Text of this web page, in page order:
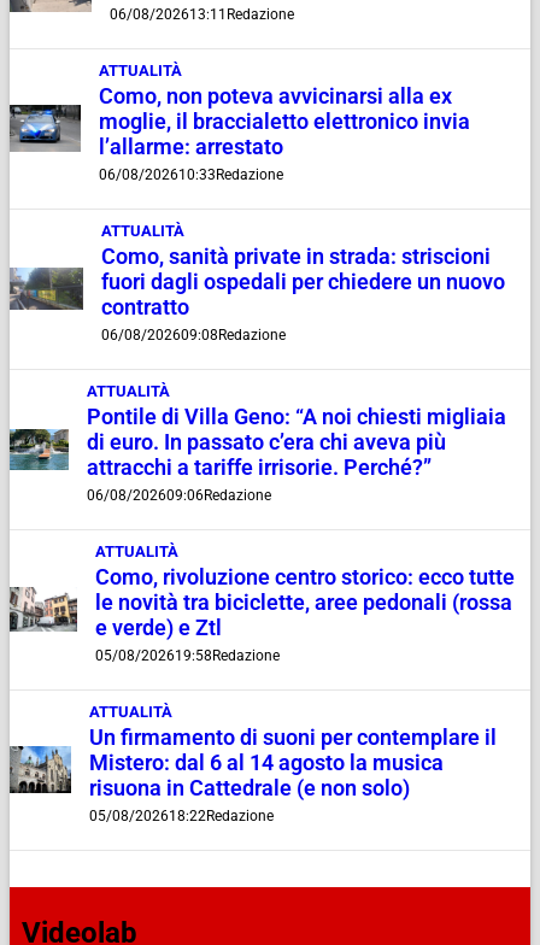
06/08/202613:11 Redazione
ATTUALITÀ
Como, non poteva avvicinarsi alla ex
moglie, il braccialetto elettronico invia
l’allarme: arrestato
06/08/202610:33Redazione
ATTUALITÀ
Como, sanità private in strada: striscioni
fuori dagli ospedali per chiedere un nuovo
contratto
06/08/202609:08Redazione
ATTUALITÀ
Pontile di Villa Geno: “A noi chiesti migliaia
di euro. In passato c’era chi aveva più
attracchi a tariffe irrisorie. Perché?”
06/08/202609:06Redazione
ATTUALITÀ
Como, rivoluzione centro storico: ecco tutte
le novità tra biciclette, aree pedonali (rossa
e verde) e Ztl
05/08/202619:58Redazione
ATTUALITÀ
Un firmamento di suoni per contemplare il
Mistero: dal 6 al 14 agosto la musica
risuona in Cattedrale (e non solo)
05/08/202618:22Redazione
Videolab